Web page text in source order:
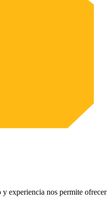
y experiencia nos permite